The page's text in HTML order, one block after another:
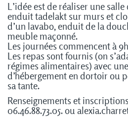
L’idée est de réaliser une
enduit tadelakt sur murs et
d’un lavabo, enduit de la
meuble maçonné.
Les journées commencent à
Les repas sont fournis (on
régimes alimentaires) avec
d’hébergement en dortoir ou
sa tante.
Renseignements et
06.46.88.73.05. ou